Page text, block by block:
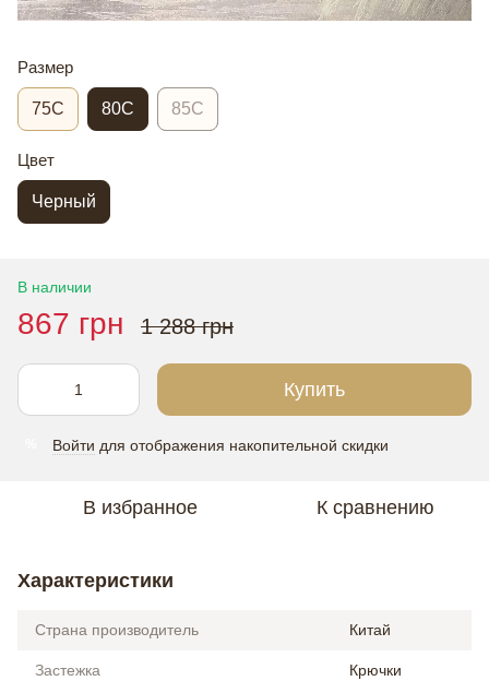
Размер
75С 80С 85С
Цвет
Черный
В наличии
867 грн 1 288 грн
Купить
Войти для отображения накопительной скидки
В избранное К сравнению
Характеристики
Страна производитель Китай
Застежка Крючки